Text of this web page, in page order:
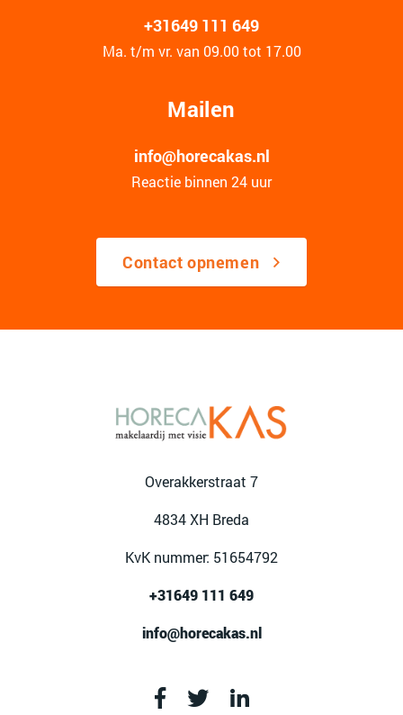
+31649 111 649
Ma. t/m vr. van 09.00 tot 17.00
Mailen
info@horecakas.nl
Reactie binnen 24 uur
Contact opnemen
Overakkerstraat 7
4834 XH Breda
KvK nummer: 51654792
+31649 111 649
info@horecakas.nl